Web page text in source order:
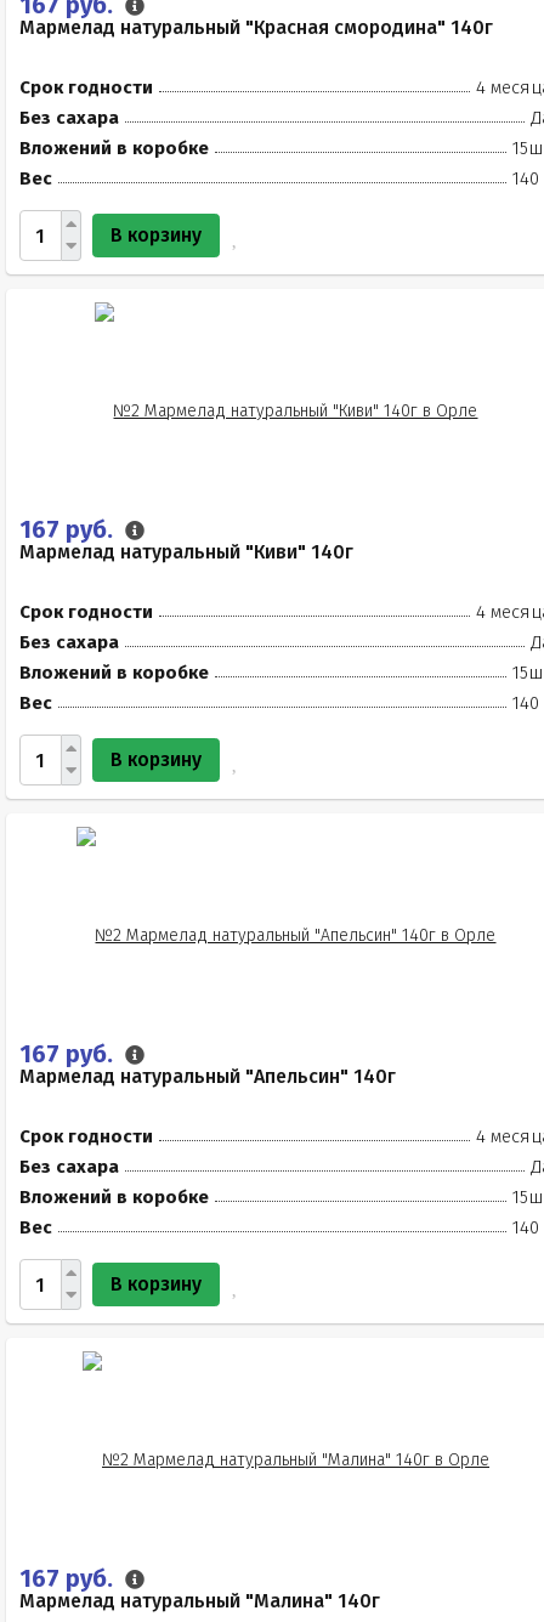
Мармелад натуральный "Красная смородина" 140г
Срок годности
4
Без сахара
Вложений в коробке
Вес
140
В корзину
167 руб.
Мармелад натуральный "Киви" 140г
Срок годности
4
Без сахара
Вложений в коробке
Вес
140
В корзину
167 руб.
Мармелад натуральный "Апельсин" 140г
Срок годности
4
Без сахара
Вложений в коробке
Вес
140
В корзину
167 руб.
Мармелад натуральный "Малина" 140г